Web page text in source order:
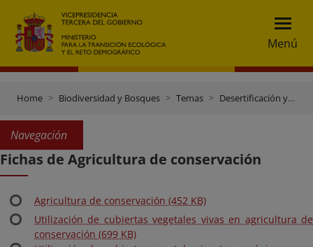
Menú
Home Biodiversidad y Bosques Temas Desertificación y Restauración forestal
Navegación
Fichas de Agricultura de conservación
Agricultura de conservación (452 KB)
Utilización de cubiertas vegetales vivas en agricultura de
conservación (699 KB)